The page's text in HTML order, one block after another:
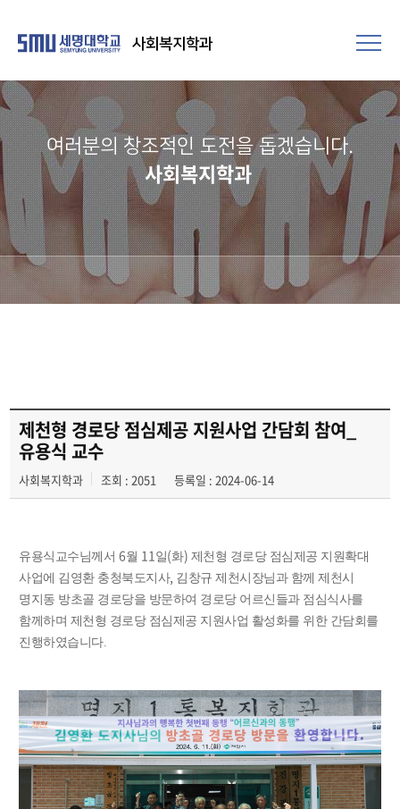
사회복지학과
여러분의 창조적인 도전을 돕겠습니다.​
사회복지학과
제천형 경로당 점심제공 지원사업 간담회 참여_
유용식 교수
사회복지학과 조회 : 2051 등록일 : 2024-06-14
유용식교수님께서 6월 11일(화) 제천형 경로당 점심제공 지원확대
사업에 김영환 충청북도지사, 김창규 제천시장님과 함께 제천시
명지동 방초골 경로당을 방문하여 경로당 어르신들과 점심식사를
함께하며 제천형 경로당 점심제공 지원사업 활성화를 위한 간담회를
진행하였습니다.